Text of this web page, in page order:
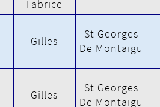
Fabrice
Gilles
St Georges
De Montaigu
Gilles
St Georges
De Montaigu